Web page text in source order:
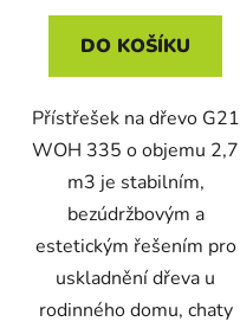
DO KOŠÍKU
Přístřešek na dřevo G21
WOH 335 o objemu 2,7
m3 je stabilním,
bezúdržbovým a
estetickým řešením pro
uskladnění dřeva u
rodinného domu, chaty